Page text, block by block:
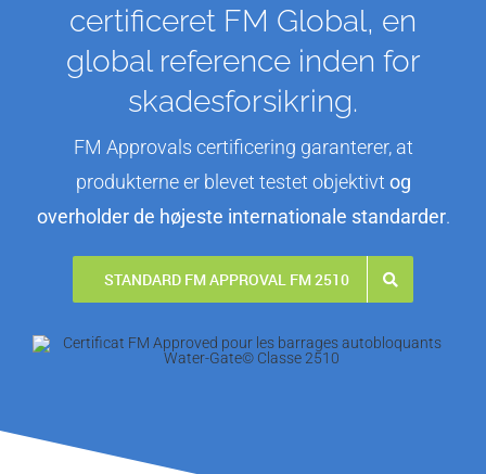
certificeret FM Global, en
global reference inden for
skadesforsikring.
FM Approvals certificering garanterer, at
produkterne er blevet testet objektivt og
overholder de højeste internationale standarder.
STANDARD FM APPROVAL FM 2510